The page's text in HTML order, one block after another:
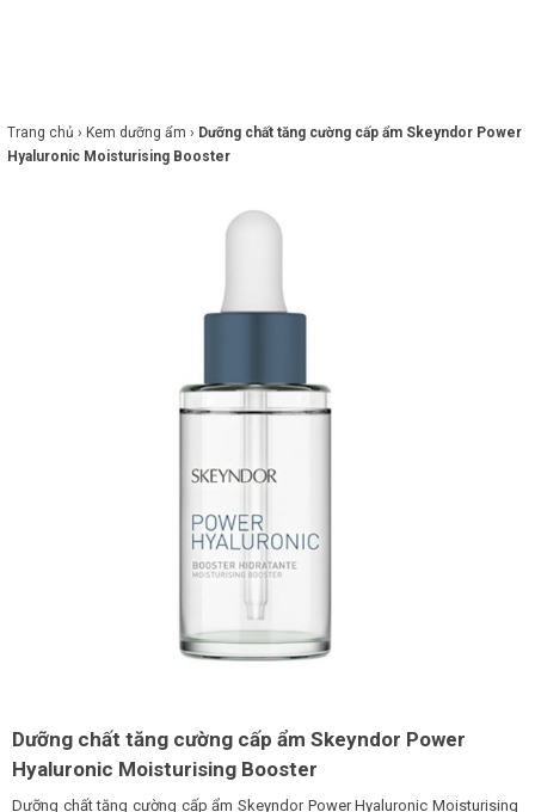
FEATURED BRAND
Trang chủ › Kem dưỡng ẩm › Dưỡng chất tăng cường cấp ẩm Skeyndor Power
Hyaluronic Moisturising Booster
Dưỡng chất tăng cường cấp ẩm Skeyndor Power
Hyaluronic Moisturising Booster
Dưỡng chất tăng cường cấp ẩm Skeyndor Power Hyaluronic Moisturising